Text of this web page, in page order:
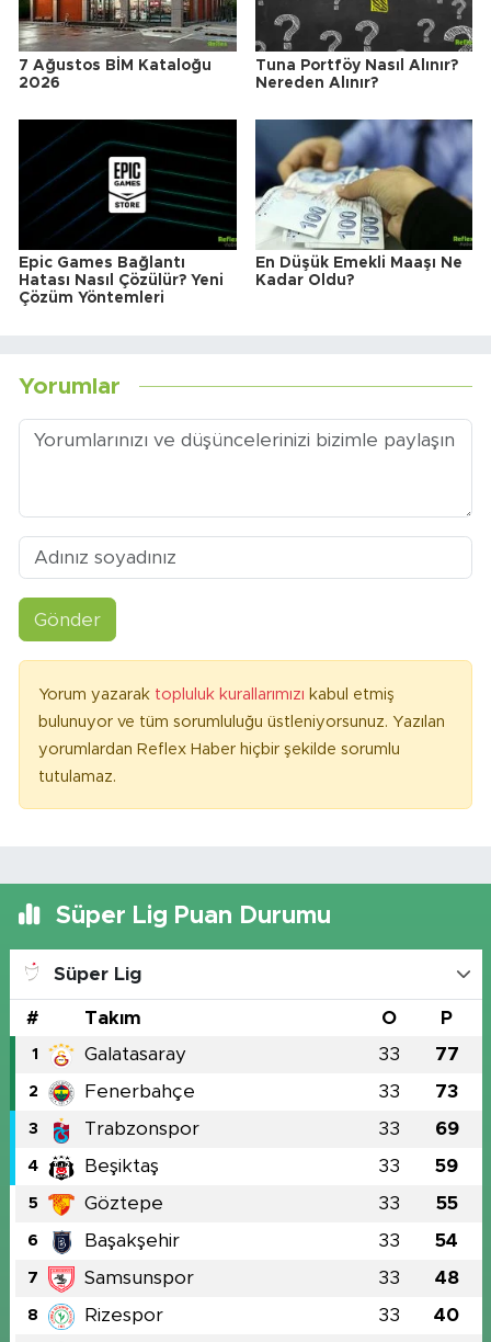
7 Ağustos BİM Kataloğu
2026
Tuna Portföy Nasıl Alınır?
Nereden Alınır?
Epic Games Bağlantı
Hatası Nasıl Çözülür? Yeni
Çözüm Yöntemleri
En Düşük Emekli Maaşı Ne
Kadar Oldu?
Yorumlar
Gönder
Yorum yazarak topluluk kurallarımızı kabul etmiş
bulunuyor ve tüm sorumluluğu üstleniyorsunuz. Yazılan
yorumlardan Reflex Haber hiçbir şekilde sorumlu
tutulamaz.
Süper Lig Puan Durumu
Süper Lig
# Takım O P
1 Galatasaray 33 77
2 Fenerbahçe 33 73
3 Trabzonspor 33 69
4 Beşiktaş 33 59
5 Göztepe 33 55
6 Başakşehir 33 54
7 Samsunspor 33 48
8 Rizespor 33 40